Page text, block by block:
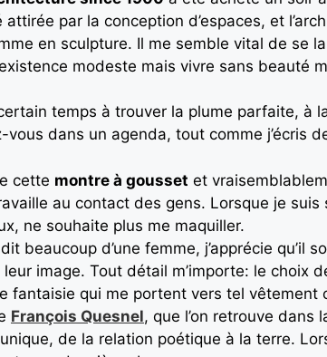
par la conception d’espaces, et
en sculpture. Il me semble vital de se
modeste mais vivre sans beauté
temps à trouver la plume parfaite, à
vous dans un agenda, tout comme j’écris
cette montre à gousset et
au contact des gens. Lorsque je
ne souhaite plus me maquiller.
dit beaucoup d’une femme, j’apprécie qu’il
image. Tout détail m’importe: le choix
fantaisie qui me portent vers tel vêtement
François Quesnel, que l’on retrouve dans
de la relation poétique à la terre.